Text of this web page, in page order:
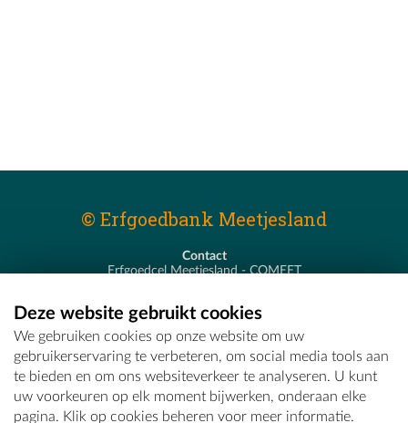
© Erfgoedbank Meetjesland
Contact
Erfgoedcel Meetjesland - COMEET
T - 09 373 75 96
E -erfgoedcel@comeet.be
Deze website gebruikt cookies
We gebruiken cookies op onze website om uw
gebruikerservaring te verbeteren, om social media tools aan
te bieden en om ons websiteverkeer te analyseren. U kunt
uw voorkeuren op elk moment bijwerken, onderaan elke
pagina. Klik op cookies beheren voor meer informatie.